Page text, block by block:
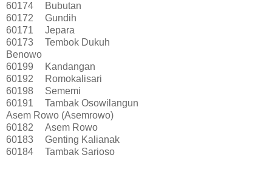
60174
Bubutan
60172
Gundih
60171
Jepara
60173
Tembok Dukuh
Benowo
60199
Kandangan
60192
Romokalisari
60198
Sememi
60191
Tambak Osowilangun
Asem Rowo (Asemrowo)
60182
Asem Rowo
60183
Genting Kalianak
60184
Tambak Sarioso